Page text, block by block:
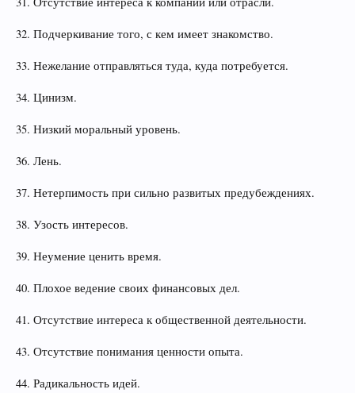
32. Подчеркивание того, с кем имеет знакомство.
33. Нежелание отправляться туда, куда потребуется.
34. Цинизм.
35. Низкий моральный уровень.
36. Лень.
37. Нетерпимость при сильно развитых предубеждениях.
38. Узость интересов.
39. Неумение ценить время.
40. Плохое ведение своих финансовых дел.
41. Отсутствие интереса к общественной деятельности.
43. Отсутствие понимания ценности опыта.
44. Радикальность идей.